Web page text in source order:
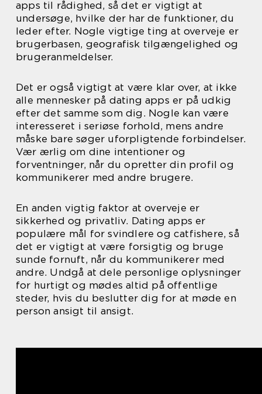
apps til rådighed, så det er vigtigt at
undersøge, hvilke der har de funktioner, du
leder efter. Nogle vigtige ting at overveje er
brugerbasen, geografisk tilgængelighed og
brugeranmeldelser.
Det er også vigtigt at være klar over, at ikke
alle mennesker på dating apps er på udkig
efter det samme som dig. Nogle kan være
interesseret i seriøse forhold, mens andre
måske bare søger uforpligtende forbindelser.
Vær ærlig om dine intentioner og
forventninger, når du opretter din profil og
kommunikerer med andre brugere.
En anden vigtig faktor at overveje er
sikkerhed og privatliv. Dating apps er
populære mål for svindlere og catfishere, så
det er vigtigt at være forsigtig og bruge
sunde fornuft, når du kommunikerer med
andre. Undgå at dele personlige oplysninger
for hurtigt og mødes altid på offentlige
steder, hvis du beslutter dig for at møde en
person ansigt til ansigt.